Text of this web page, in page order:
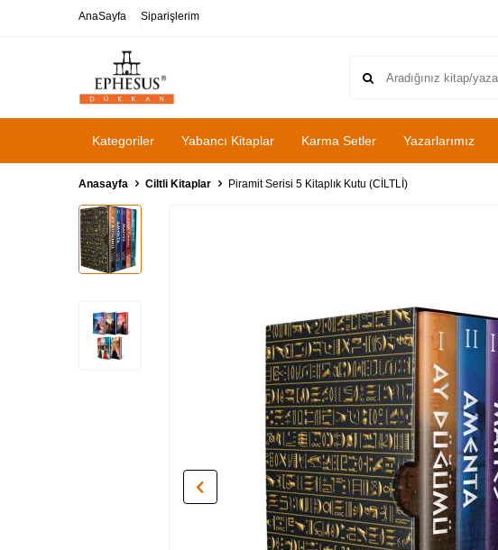
AnaSayfa Siparişlerim
Kategoriler Yabancı Kitaplar Karma Setler Yazarlarımız
Anasayfa Ciltli Kitaplar Piramit Serisi 5 Kitaplık Kutu (CİLTLİ)